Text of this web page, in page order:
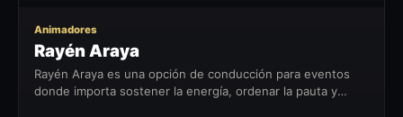
Animadores
Rayén Araya
Rayén Araya es una opción de conducción para eventos
donde importa sostener la energía, ordenar la pauta y